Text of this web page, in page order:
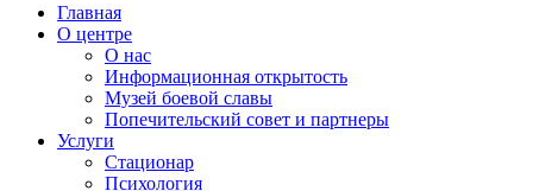
Главная
О центре
О нас
Информационная открытость
Музей боевой славы
Попечительский совет и партнеры
Услуги
Стационар
Психология